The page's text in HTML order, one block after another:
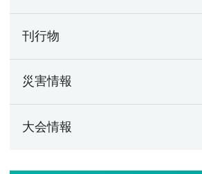
刊行物
災害情報
大会情報